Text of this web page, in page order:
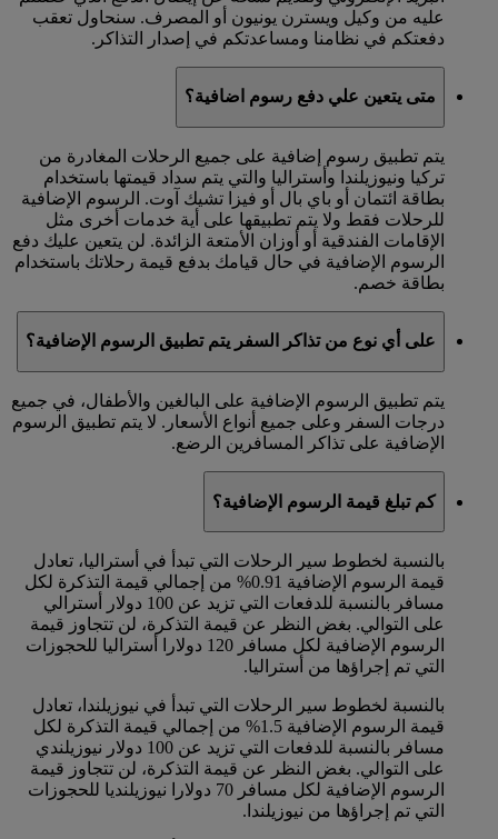
عليه من وكيل ويسترن يونيون أو المصرف. سنحاول تعقب
دفعتكم في نظامنا ومساعدتكم في إصدار التذاكر.
متى يتعين علي دفع رسوم اضافية؟
يتم تطبيق رسوم إضافية على جميع الرحلات المغادرة من
تركيا ونيوزيلندا وأستراليا والتي يتم سداد قيمتها باستخدام
بطاقة ائتمان أو باي بال أو فيزا تشيك آوت. الرسوم الإضافية
للرحلات فقط ولا يتم تطبيقها على أية خدمات أخرى مثل
الإقامات الفندقية أو أوزان الأمتعة الزائدة. لن يتعين عليك دفع
الرسوم الإضافية في حال قيامك بدفع قيمة رحلاتك باستخدام
بطاقة خصم.
على أي نوع من تذاكر السفر يتم تطبيق الرسوم الإضافية؟
يتم تطبيق الرسوم الإضافية على البالغين والأطفال، في جميع
درجات السفر وعلى جميع أنواع الأسعار. لا يتم تطبيق الرسوم
الإضافية على تذاكر المسافرين الرضع.
كم تبلغ قيمة الرسوم الإضافية؟
بالنسبة لخطوط سير الرحلات التي تبدأ في أستراليا، تعادل
قيمة الرسوم الإضافية 0.91% من إجمالي قيمة التذكرة لكل
مسافر بالنسبة للدفعات التي تزيد عن 100 دولار أسترالي
على التوالي. بغض النظر عن قيمة التذكرة، لن تتجاوز قيمة
الرسوم الإضافية لكل مسافر 120 دولارا أستراليا للحجوزات
التي تم إجراؤها من أستراليا.
بالنسبة لخطوط سير الرحلات التي تبدأ في نيوزيلندا، تعادل
قيمة الرسوم الإضافية 1.5% من إجمالي قيمة التذكرة لكل
مسافر بالنسبة للدفعات التي تزيد عن 100 دولار نيوزيلندي
على التوالي. بغض النظر عن قيمة التذكرة، لن تتجاوز قيمة
الرسوم الإضافية لكل مسافر 70 دولارا نيوزيلنديا للحجوزات
التي تم إجراؤها من نيوزيلندا.